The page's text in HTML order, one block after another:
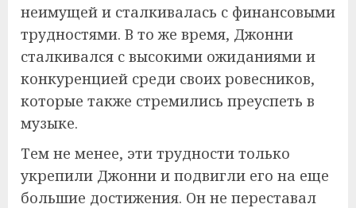
неимущей и сталкивалась с финансовыми
трудностями. В то же время, Джонни
сталкивался с высокими ожиданиями и
конкуренцией среди своих ровесников,
которые также стремились преуспеть в
музыке.
Тем не менее, эти трудности только
укрепили Джонни и подвигли его на еще
большие достижения. Он не переставал